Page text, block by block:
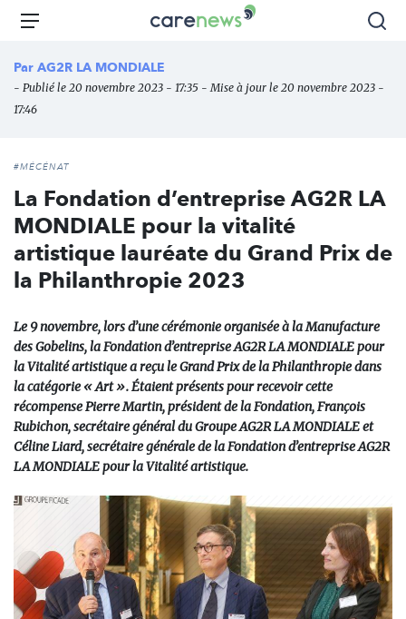
Aller
principal
Carenews,
média
des
Menu
Par AG2R LA MONDIALE
- Publié le 20 novembre 2023 - 17:35 - Mise à jour le 20 novembre 2023 -
17:46
#MÉCÉNAT
La Fondation d’entreprise AG2R LA
MONDIALE pour la vitalité
artistique lauréate du Grand Prix de
la Philanthropie 2023
Le 9 novembre, lors d’une cérémonie organisée à la Manufacture
des Gobelins, la Fondation d’entreprise AG2R LA MONDIALE pour
la Vitalité artistique a reçu le Grand Prix de la Philanthropie dans
la catégorie « Art ». Étaient présents pour recevoir cette
récompense Pierre Martin, président de la Fondation, François
Rubichon, secrétaire général du Groupe AG2R LA MONDIALE et
Céline Liard, secrétaire générale de la Fondation d’entreprise AG2R
LA MONDIALE pour la Vitalité artistique.